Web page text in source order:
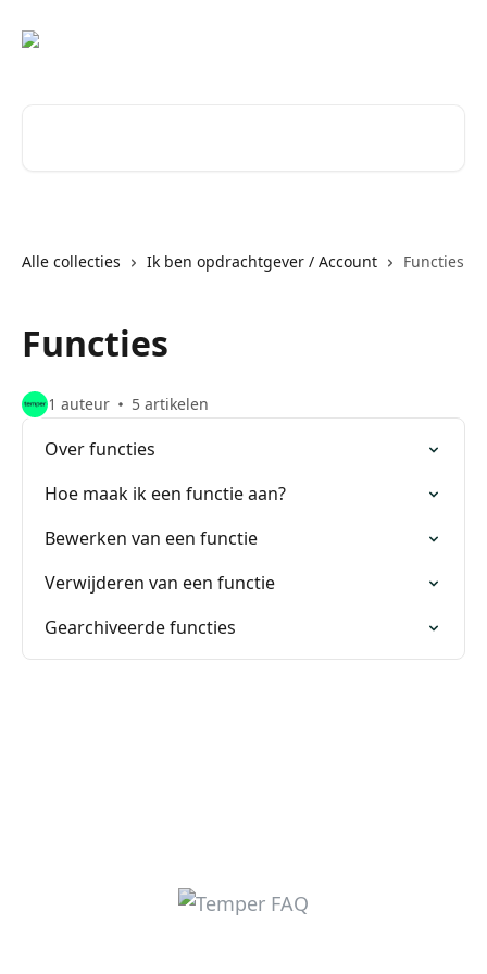
Alle collecties Ik ben opdrachtgever / Account Functies
Functies
1 auteur 5 artikelen
Over functies
Hoe maak ik een functie aan?
Bewerken van een functie
Verwijderen van een functie
Gearchiveerde functies